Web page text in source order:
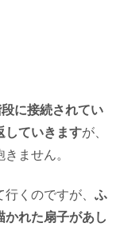
に接続されてい
していきますが、
ません。
くのですが、 ふ
かれた扇子があし